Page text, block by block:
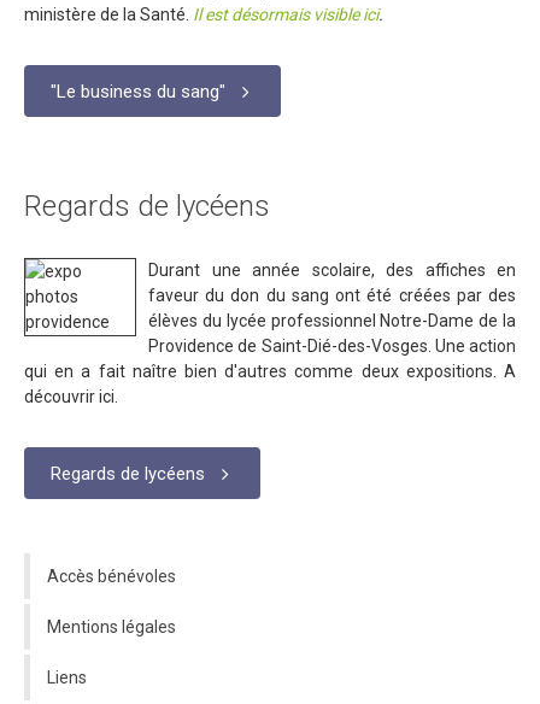
ministère de la Santé. Il est désormais visible ici.
"Le business du sang"
Regards de lycéens
Durant une année scolaire, des affiches en
faveur du don du sang ont été créées par des
élèves du lycée professionnel Notre-Dame de la
Providence de Saint-Dié-des-Vosges. Une action
qui en a fait naître bien d'autres comme deux expositions. A
découvrir ici.
Regards de lycéens
Accès bénévoles
Mentions légales
Liens